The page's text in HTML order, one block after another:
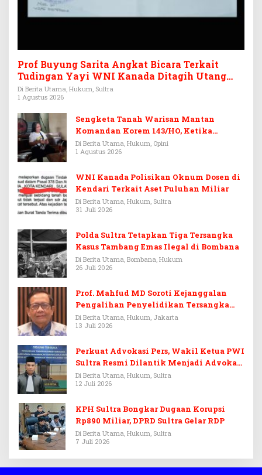
Prof Buyung Sarita Angkat Bicara Terkait
Tudingan Yayi WNI Kanada Ditagih Utang
Rp3,6 Miliar
Di Berita Utama, Hukum, Sultra
1 Agustus 2026
Sengketa Tanah Warisan Mantan
Komandan Korem 143/HO, Ketika
Warisan Menjadi Arena Pemerasan
Di Berita Utama, Hukum, Opini
1 Agustus 2026
WNI Kanada Polisikan Oknum Dosen di
Kendari Terkait Aset Puluhan Miliar
Di Berita Utama, Hukum, Sultra
31 Juli 2026
Polda Sultra Tetapkan Tiga Tersangka
Kasus Tambang Emas Ilegal di Bombana
Di Berita Utama, Bombana, Hukum
26 Juli 2026
Prof. Mahfud MD Soroti Kejanggalan
Pengalihan Penyelidikan Tersangka
Febrie Adriansyah
Di Berita Utama, Hukum, Jakarta
13 Juli 2026
Perkuat Advokasi Pers, Wakil Ketua PWI
Sultra Resmi Dilantik Menjadi Advokat
PERADI
Di Berita Utama, Hukum, Sultra
12 Juli 2026
KPH Sultra Bongkar Dugaan Korupsi
Rp890 Miliar, DPRD Sultra Gelar RDP
Di Berita Utama, Hukum, Sultra
7 Juli 2026